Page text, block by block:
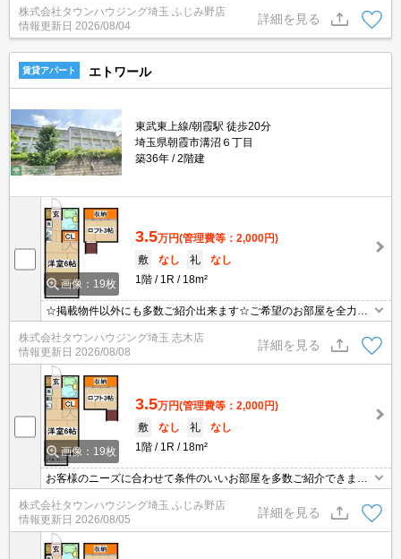
株式会社タウンハウジング埼玉 ふじみ野店
情報更新日 2026/08/04
詳細を見る
賃貸アパート エトワール
東武東上線/朝霞駅 徒歩20分
埼玉県朝霞市溝沼６丁目
築36年
2階建
画像：19枚
3.5万円(管理費等：2,000円)
敷
なし 礼
なし
1階
1R 18m²
☆掲載物件以外にも多数ご紹介出来ます☆ご希望のお部屋を全力で
お探しさせて頂きます♪
株式会社タウンハウジング埼玉 志木店
情報更新日 2026/08/08
詳細を見る
画像：19枚
3.5万円(管理費等：2,000円)
敷
なし 礼
なし
1階
1R 18m²
お客様のニーズに合わせて条件のいいお部屋を多数ご紹介できます♪
情報数No.1のタウンハウジングまで是非お問い合わせください！
株式会社タウンハウジング埼玉 ふじみ野店
情報更新日 2026/08/05
詳細を見る